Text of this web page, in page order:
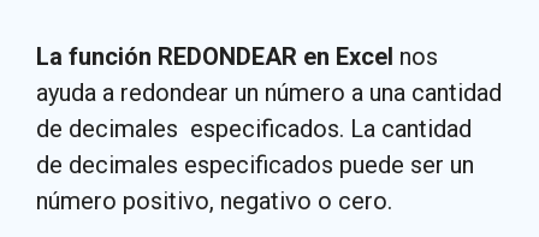
La función REDONDEAR en Excel nos
ayuda a redondear un número a una cantidad
de decimales especificados. La cantidad
de decimales especificados puede ser un
número positivo, negativo o cero.